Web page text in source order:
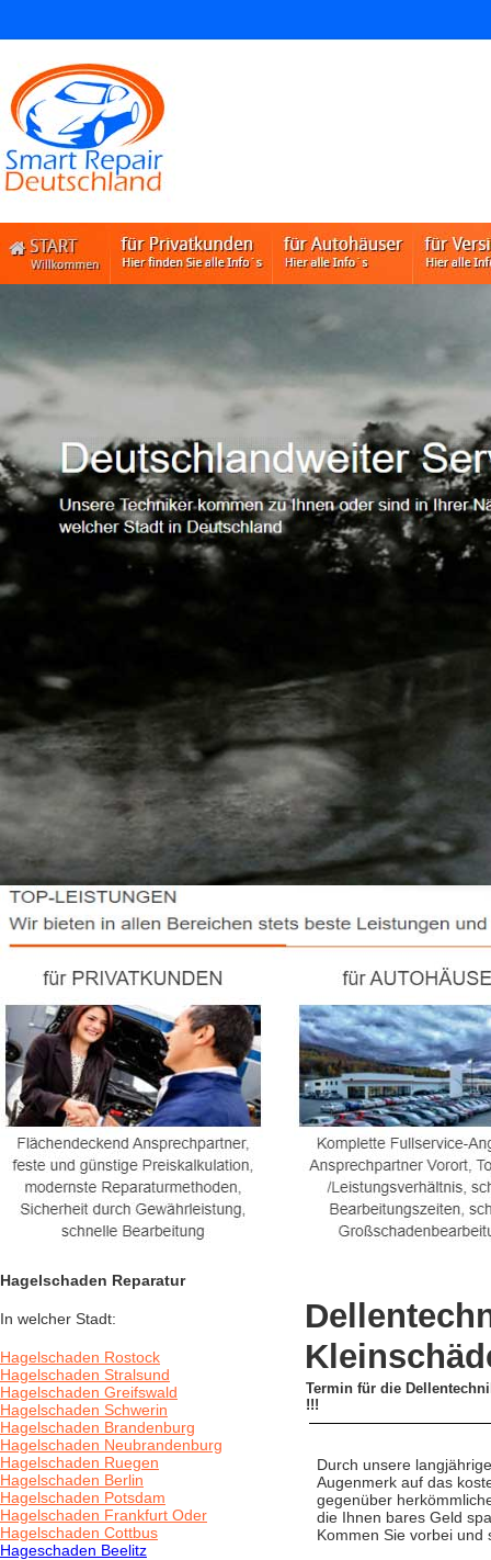
Hagelschaden Reparatur
In welcher Stadt:
Hagelschaden Rostock
Hagelschaden Stralsund
Hagelschaden Greifswald
Hagelschaden Schwerin
Hagelschaden Brandenburg
Hagelschaden Neubrandenburg
Hagelschaden Ruegen
Hagelschaden Berlin
Hagelschaden Potsdam
Hagelschaden Frankfurt Oder
Hagelschaden Cottbus
Hageschaden Beelitz
Termin für die
!!!
Durch unsere
Augenmerk auf das
gegenüber
die Ihnen bares Geld
Kommen Sie vorbei und